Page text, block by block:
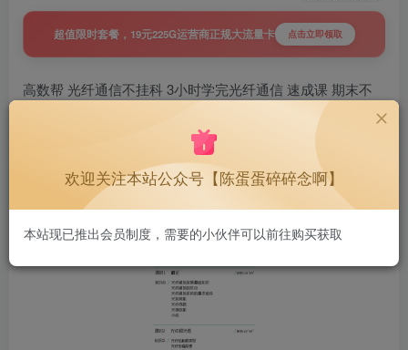
超值限时套餐，19元225G运营商正规大流量卡 点击立即领取
高数帮 光纤通信不挂科 3小时学完光纤通信 速成课 期末不
欢迎关注本站公众号【陈蛋蛋碎碎念啊】
本站现已推出会员制度，需要的小伙伴可以前往购买获取